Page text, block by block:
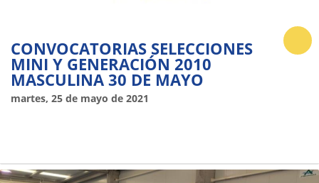
CONVOCATORIAS SELECCIONES
MINI Y GENERACIÓN 2010
MASCULINA 30 DE MAYO
martes, 25 de mayo de 2021